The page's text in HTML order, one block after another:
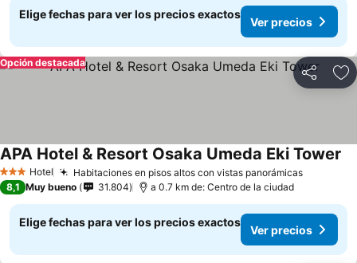
Elige fechas para ver los precios exactos
Ver precios
Compartir
Opción destacada
3 Estrellas
Hotel Habitaciones en pisos altos con vistas panorámicas
APA Hotel & Resort Osaka Umeda Eki Tower
8,1 Muy bueno 31.804 a 0.7 km de: Centro de la ciudad
Elige fechas para ver los precios exactos
Ver precios